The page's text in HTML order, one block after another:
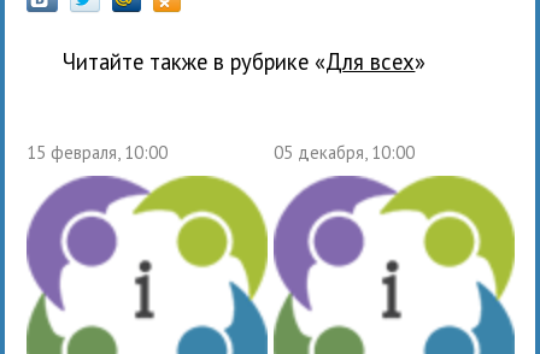
Читайте также в рубрике « для всех»
15 февраля, 10:00 05 декабря, 10:00